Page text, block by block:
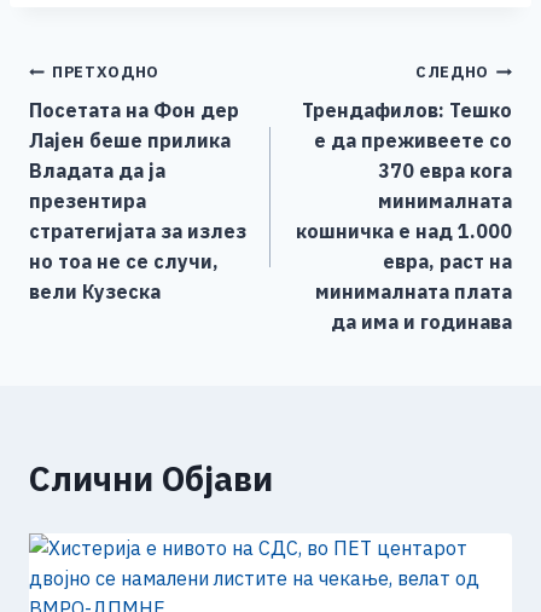
b
o
o
k
n
g
er
Li
n
k
Навигација
на
напис
ПРЕТХОДНО
Посетата на Фон дер
Лајен беше прилика
Владата да ја
презентира
стратегијата за излез
но тоа не се случи,
вели Кузеска
СЛЕДНО
Трендафилов: Тешко
е да преживеете со
370 евра кога
минималната
кошничка е над 1.000
евра, раст на
минималната плата
да има и годинава
Слични Објави